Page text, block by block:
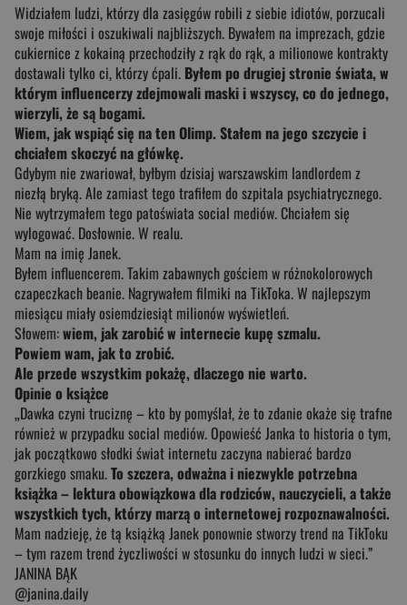
Widziałem ludzi, którzy dla zasięgów robili z siebie idiotów, porzucali
swoje miłości i oszukiwali najbliższych. Bywałem na imprezach, gdzie
cukiernice z kokainą przechodziły z rąk do rąk, a milionowe kontrakty
dostawali tylko ci, którzy ćpali. Byłem po drugiej stronie świata, w
którym influencerzy zdejmowali maski i wszyscy, co do jednego,
wierzyli, że są bogami.
Wiem, jak wspiąć się na ten Olimp. Stałem na jego szczycie i
chciałem skoczyć na główkę.
Gdybym nie zwariował, byłbym dzisiaj warszawskim landlordem z
niezłą bryką. Ale zamiast tego trafiłem do szpitala psychiatrycznego.
Nie wytrzymałem tego patoświata social mediów. Chciałem się
wylogować. Dosłownie. W realu.
Mam na imię Janek.
Byłem influencerem. Takim zabawnych gościem w różnokolorowych
czapeczkach beanie. Nagrywałem filmiki na TikToka. W najlepszym
miesiącu miały osiemdziesiąt milionów wyświetleń.
Słowem:wiem, jak zarobić w internecie kupę szmalu.
Powiem wam, jak to zrobić.
Ale przede wszystkim pokażę, dlaczego nie warto.
Opinie o książce
„Dawka czyni truciznę – kto by pomyślał, że to zdanie okaże się trafne
również w przypadku social mediów. Opowieść Janka to historia o tym,
jak początkowo słodki świat internetu zaczyna nabierać bardzo
gorzkiego smaku.To szczera, odważna i niezwykle potrzebna
książka – lektura obowiązkowa dla rodziców, nauczycieli, a także
wszystkich tych, którzy marzą o internetowej rozpoznawalności.
Mam nadzieję, że tą książką Janek ponownie stworzy trend na TikToku
– tym razem trend życzliwości w stosunku do innych ludzi w sieci.”
JANINA BĄK
@janina.daily